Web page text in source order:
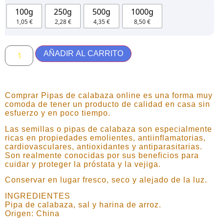
100g
1,05 €
250g
2,28 €
500g
4,35 €
1000g
8,50 €
AÑADIR AL CARRITO
Comprar Pipas de calabaza online es una forma muy
comoda de tener un producto de calidad en casa sin
esfuerzo y en poco tiempo.
Las semillas o pipas de calabaza son especialmente
ricas en propiedades emolientes, antiinflamatorias,
cardiovasculares, antioxidantes y antiparasitarias.
Son realmente conocidas por sus beneficios para
cuidar y proteger la próstata y la vejiga.
Conservar en lugar fresco, seco y alejado de la luz.
INGREDIENTES
Pipa de calabaza, sal y harina de arroz.
Origen: China